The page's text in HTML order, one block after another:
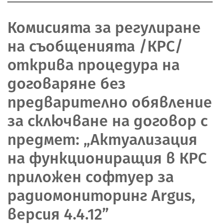
Комисията за регулиране
на съобщенията /КРС/
открива процедура на
договаряне без
предварително обявление
за сключване на договор с
предмет: „Актуализация
на функциониращия в КРС
приложен софтуер за
радиомониторинг Argus,
версия 4.4.12”